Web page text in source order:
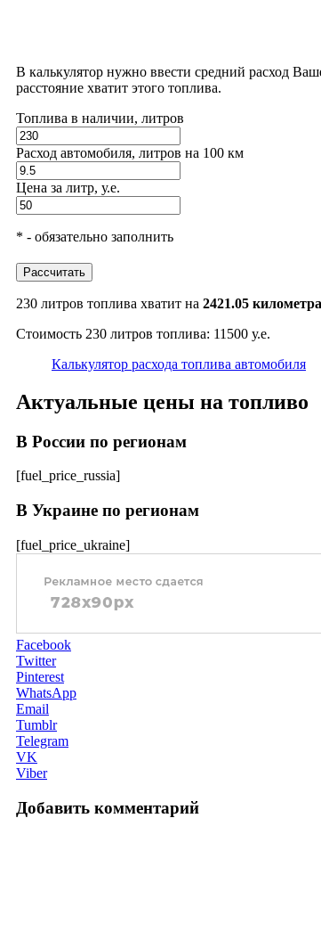
В калькулятор нужно ввести средний расход
расстояние хватит этого топлива.
Топлива в наличии, литров
Расход автомобиля, литров на 100 км
Цена за литр, у.е.
* - обязательно заполнить
Рассчитать
230 литров топлива хватит на 2421.05 километра
Стоимость 230 литров топлива: 11500 у.е.
Калькулятор расхода топлива автомобиля
Актуальные цены на топливо
В России по регионам
[fuel_price_russia]
В Украине по регионам
[fuel_price_ukraine]
Facebook
Twitter
Pinterest
WhatsApp
Email
Tumblr
Telegram
VK
Viber
Добавить комментарий